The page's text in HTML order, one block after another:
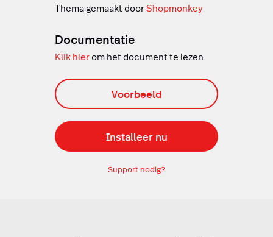
Thema gemaakt doorShopmonkey
Documentatie
Klik hierom het document te lezen
Voorbeeld
Installeer nu
Support nodig?